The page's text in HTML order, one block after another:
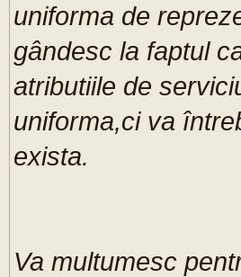
uniforma de
gândesc la faptul
atributiile de
uniforma,ci va
exista.
Va multumesc